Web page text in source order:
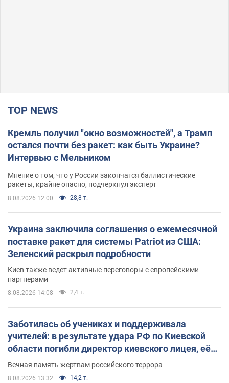
TOP NEWS
Кремль получил "окно возможностей", а Трамп
остался почти без ракет: как быть Украине?
Интервью с Мельником
Мнение о том, что у России закончатся баллистические
ракеты, крайне опасно, подчеркнул эксперт
8.08.2026 12:00 28,8 т.
Украина заключила соглашения о ежемесячной
поставке ракет для системы Patriot из США:
Зеленский раскрыл подробности
Киев также ведет активные переговоры с европейскими
партнерами
8.08.2026 14:08 2,4 т.
Заботилась об учениках и поддерживала
учителей: в результате удара РФ по Киевской
области погибли директор киевского лицея, её
муж и внук
Вечная память жертвам российского террора
8.08.2026 13:32 14,2 т.